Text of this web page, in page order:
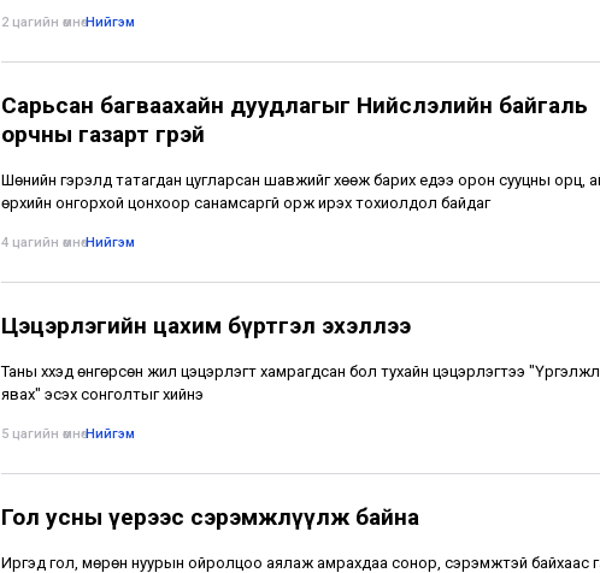
2 цагийн өмнө•Нийгэм
Сарьсан багваахайн дуудлагыг Нийслэлийн байгаль
орчны газарт өгөөрэй
Шөнийн гэрэлд татагдан цугларсан шавжийг хөөж барих үедээ орон сууцны орц,
өрхийн онгорхой цонхоор санамсаргүй орж ирэх тохиолдол байдаг
4 цагийн өмнө•Нийгэм
Цэцэрлэгийн цахим бүртгэл эхэллээ
Таны хүүхэд өнгөрсөн жил цэцэрлэгт хамрагдсан бол тухайн цэцэрлэгтээ
явах" эсэх сонголтыг хийнэ
5 цагийн өмнө•Нийгэм
Гол усны үерээс сэрэмжлүүлж байна
Иргэд гол, мөрөн нуурын ойролцоо аялаж амрахдаа сонор, сэрэмжтэй байхаас